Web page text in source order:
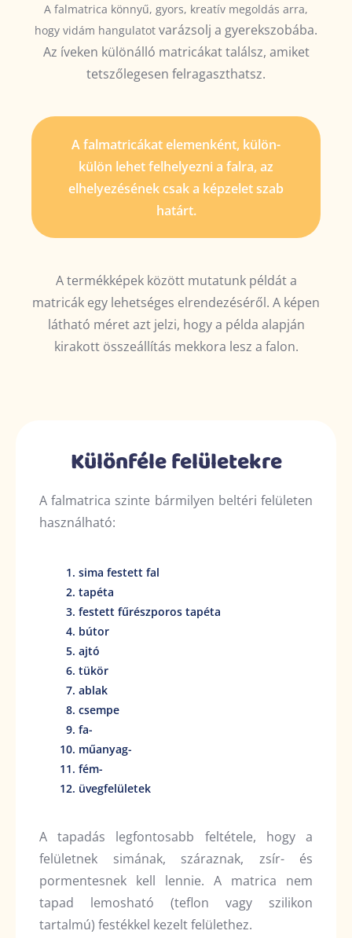
A falmatrica könnyű, gyors, kreatív megoldás arra,
hogy vidám hangulatot varázsolj a gyerekszobába.
Az íveken különálló matricákat találsz, amiket
tetszőlegesen felragaszthatsz.
A falmatricákat elemenként, külön-
külön lehet felhelyezni a falra, az
elhelyezésének csak a képzelet szab
határt.
A termékképek között mutatunk példát a
matricák egy lehetséges elrendezéséről. A képen
látható méret azt jelzi, hogy a példa alapján
kirakott összeállítás mekkora lesz a falon.
Különféle felületekre
A falmatrica szinte bármilyen beltéri felületen
használható:
sima festett fal
tapéta
festett fűrészporos tapéta
bútor
ajtó
tükör
ablak
csempe
fa-
műanyag-
fém-
üvegfelületek
A tapadás legfontosabb feltétele, hogy a
felületnek simának, száraznak, zsír- és
pormentesnek kell lennie. A matrica nem
tapad lemosható (teflon vagy szilikon
tartalmú) festékkel kezelt felülethez.